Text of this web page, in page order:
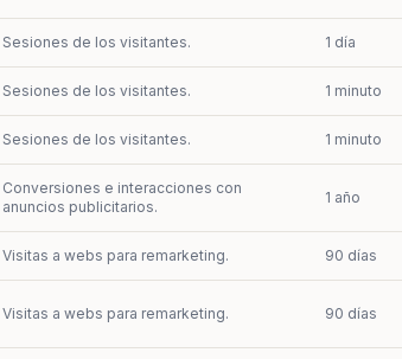
Sesiones de los visitantes. 1 día
Sesiones de los visitantes. 1 minuto
Sesiones de los visitantes. 1 minuto
Conversiones e interacciones con
anuncios publicitarios.
1 año
Visitas a webs para remarketing. 90 días
Visitas a webs para remarketing. 90 días